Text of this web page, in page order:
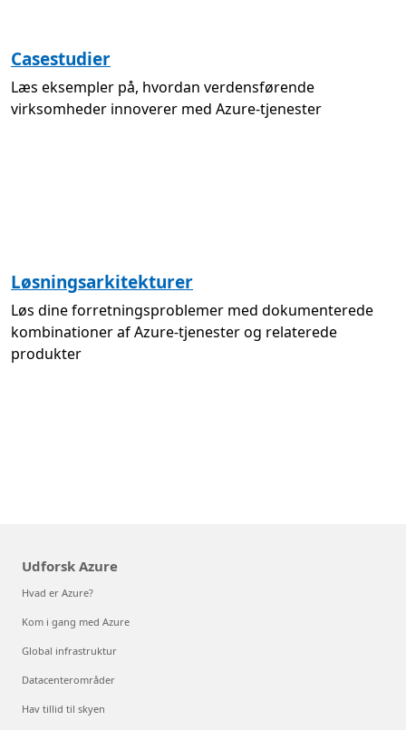
Casestudier
Læs eksempler på, hvordan verdensførende
virksomheder innoverer med Azure-tjenester
Løsningsarkitekturer
Løs dine forretningsproblemer med dokumenterede
kombinationer af Azure-tjenester og relaterede
produkter
Udforsk Azure
Hvad er Azure?
Kom i gang med Azure
Global infrastruktur
Datacenterområder
Hav tillid til skyen